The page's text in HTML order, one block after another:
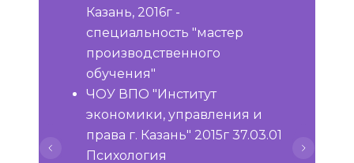
Казань, 2016г -
специальность "мастер
производственного
обучения"
ЧОУ ВПО "Институт
экономики, управления и
права г. Казань" 2015г 37.03.01
Психология